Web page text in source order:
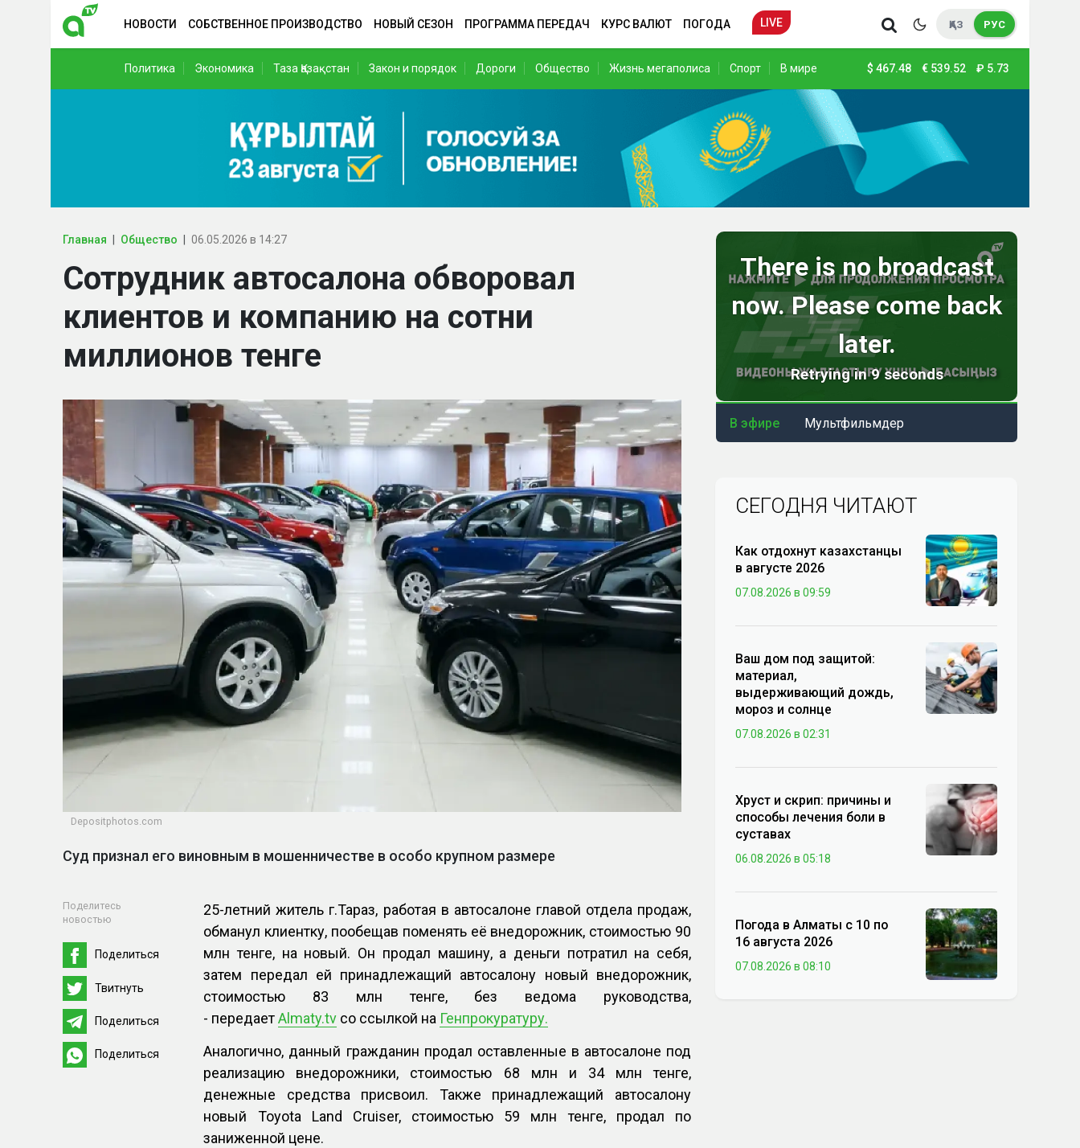
НОВОСТИ СОБСТВЕННОЕ ПРОИЗВОДСТВО НОВЫЙ СЕЗОН ПРОГРАММА ПЕРЕДАЧ КУРС ВАЛЮТ ПОГОДА LIVE ҚАЗ РУС
Политика Экономика Таза Қазақстан Закон и порядок Дороги Общество Жизнь мегаполиса Спорт В мире $ 467.48 € 539.52 ₽ 5.73
Главная Общество 06.05.2026 в 14:27
Сотрудник автосалона обворовал
клиентов и компанию на сотни
миллионов тенге
Depositphotos.com
Суд признал его виновным в мошенничестве в особо крупном размере
Поделитесь
новостью
Поделиться
Твитнуть
Поделиться
Поделиться
25-летний житель г.Тараз, работая в автосалоне главой отдела продаж,
обманул клиентку, пообещав поменять её внедорожник, стоимостью 90
млн тенге, на новый. Он продал машину, а деньги потратил на себя,
затем передал ей принадлежащий автосалону новый внедорожник,
стоимостью 83 млн тенге, без ведома руководства,
- передаетAlmaty.tv со ссылкой на Генпрокуратуру.
Аналогично, данный гражданин продал оставленные в автосалоне под
реализацию внедорожники, стоимостью 68 млн и 34 млн тенге,
денежные средства присвоил. Также принадлежащий автосалону
новый Toyota Land Cruiser, стоимостью 59 млн тенге, продал по
заниженной цене.
В эфире Мультфильмдер
СЕГОДНЯ ЧИТАЮТ
Как отдохнут казахстанцы
в августе 2026
07.08.2026 в 09:59
Ваш дом под защитой:
материал,
выдерживающий дождь,
мороз и солнце
07.08.2026 в 02:31
Хруст и скрип: причины и
способы лечения боли в
суставах
06.08.2026 в 05:18
Погода в Алматы с 10 по
16 августа 2026
07.08.2026 в 08:10